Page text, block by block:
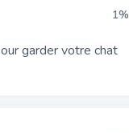
1%
garder votre chat